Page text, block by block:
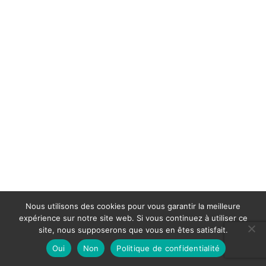
Nous utilisons des cookies pour vous garantir la meilleure
expérience sur notre site web. Si vous continuez à utiliser ce
site, nous supposerons que vous en êtes satisfait.
Oui
Non Politique de confidentialité